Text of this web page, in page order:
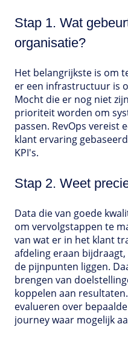
Stap 1. Wat
organisatie?
Het belangrijkste is om
er een infrastructuur is
Mocht die er nog niet
prioriteit worden om
passen. RevOps vereist
klant ervaring
KPI's.
Stap 2. Weet
Data die van goede
om vervolgstappen te
van wat er in het klant
afdeling eraan bijdraagt,
de pijnpunten liggen.
brengen van
koppelen aan
evalueren over
journey waar mogelijk